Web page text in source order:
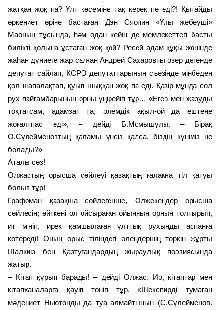
жатқан жоқ па? Ұлт көсеміне тақ керек пе еді?! Қытайды
өркениет өріне бастаған Дэн Сяопин «Ұлы жебеуші»
Маоның тұсында, һәм одан кейін де мемлекеттегі басты
билікті қолына ұстаған жоқ қой? Ресей адам құқы жөнінде
жаһан дүниеге жар салған Андрей Сахаровты әзер дегенде
депутат сайлап, КСРО депутаттарының съезінде мінбеден
қол шапалақтап, қуып шыққан жоқ па еді. Қазір мұнда сол
рух пайғамбарының орны үңірейіп тұр… «Егер мен жазуды
тоқтатсам, адамзат та, әлемдік ақыл-ой да ештеңе
жоғалтпас еді», – дейді Б.Момышұлы. – Бірақ
О.Сүлейменовтың қаламы үнсіз қалса, біздің күніміз не
болады?»
Аталы сөз!
Олжастың орысша сөйлеуі қазақтың ғаламға тіл қатуы
болып тұр!
Графоман қазақша сөйлегенше, Олжекеңдер орысша
сөйлесін; өйткені ол ойсыраған ойыңның орнын толтырып,
ит мініп, ирек қамшылаған ұлттық рухыңды аспанға
көтереді! Оның орыс тіліндегі өлеңдерінің төркін жұрты
Шалкиіз бен Қазтуғандардың жыраулық поэзиясында
жатыр.
– Кітап құрып барады! – дейді Олжас. Иә, кітаптар мен
кітапханаларға қауіп төніп тұр. «Шекспирді тумаған
мәдениет Ньютонды да туа алмайтынын (О.Сүлейменов.